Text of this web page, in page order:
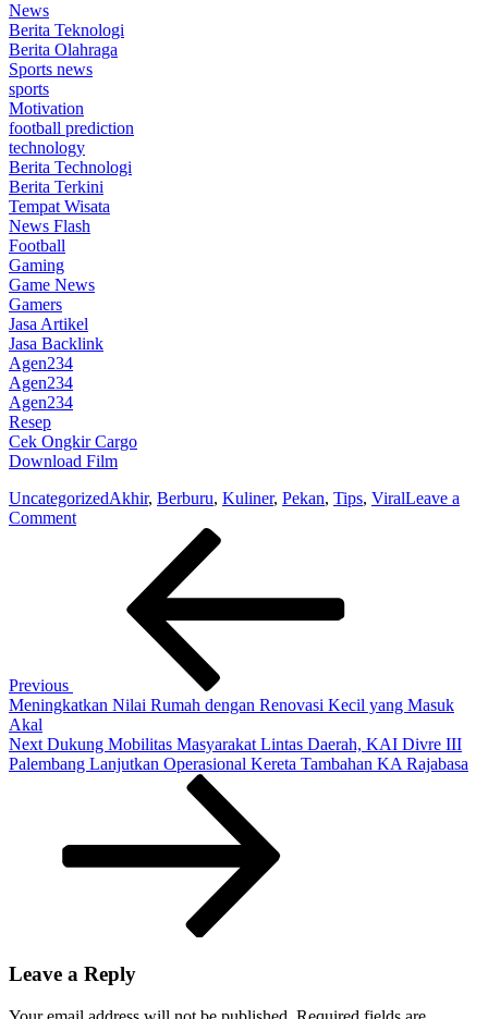
News
Berita Teknologi
Berita Olahraga
Sports news
sports
Motivation
football prediction
technology
Berita Technologi
Berita Terkini
Tempat Wisata
News Flash
Football
Gaming
Game News
Gamers
Jasa Artikel
Jasa Backlink
Agen234
Agen234
Agen234
Resep
Cek Ongkir Cargo
Download Film
UncategorizedAkhir, Berburu, Kuliner, Pekan, Tips, ViralLeave a
Commenton
Previous
Meningkatkan Nilai Rumah dengan Renovasi Kecil yang Masuk
Akal
Next
Post
Next Dukung Mobilitas Masyarakat Lintas Daerah, KAI Divre III
Palembang Lanjutkan Operasional Kereta Tambahan KA Rajabasa
Leave a Reply